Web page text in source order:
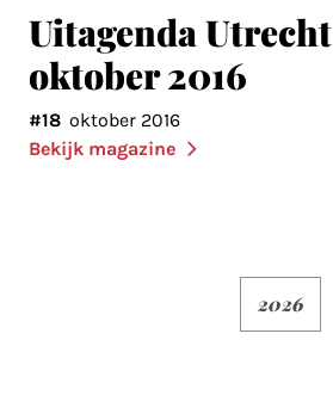
Uitagenda Utrecht
oktober 2016
#18 oktober 2016
Bekijk magazine
2026